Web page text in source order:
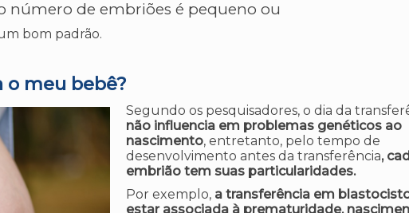
número de embriões é pequeno ou
bom padrão.
o meu bebê?
Segundo os pesquisadores, o dia da
não influencia em problemas genéticos ao
nascimento, entretanto, pelo tempo de
desenvolvimento antes da transferência,
embrião tem suas particularidades.
Por exemplo, a transferência em
estar associada à prematuridade,